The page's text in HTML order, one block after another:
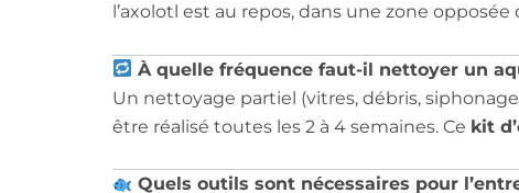
l’axolotl est au repos, dans une zone opposée
À quelle fréquence faut-il nettoyer un
Un nettoyage partiel (vitres, débris,
être réalisé toutes les 2 à 4 semaines. Ce kit
Quels outils sont nécessaires pour